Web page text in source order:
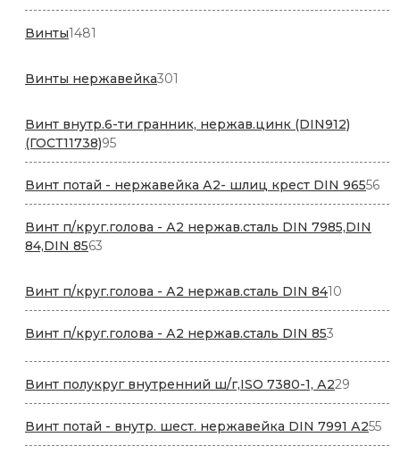
Винты1481
Винты нержавейка301
Винт внутр.6-ти гранник, нержав.цинк (DIN912)
(ГОСТ11738)9595
товаров
Винт потай - нержавейка А2- шлиц крест DIN 9655656
Винт п/круг.голова - А2 нержав.сталь DIN 7985,DIN
84,DIN 8563
Винт п/круг.голова - А2 нержав.сталь DIN 8410
товаров
Винт п/круг.голова - А2 нержав.сталь DIN 853
Винт полукруг внутренний ш/г,ISO 7380-1, А229
товаров
Винт потай - внутр. шест. нержавейка DIN 7991 А25555